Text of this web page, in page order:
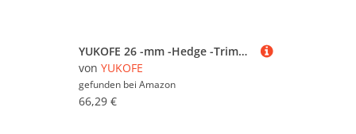
YUKOFE 26 -mm -Hedge -Trimmer -Klingen -Anhang Ersatzteile für Pinselschneider Garten Trimmer
von YUKOFE
gefunden bei Amazon
66,29 €